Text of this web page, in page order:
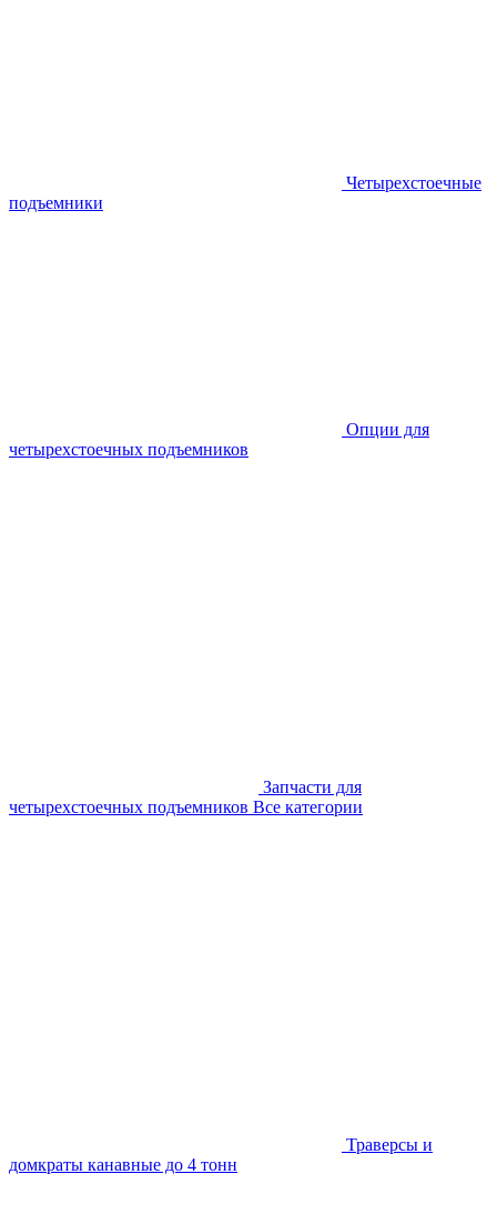
Четырехстоечные
подъемники
Опции для
четырехстоечных подъемников
Запчасти для
четырехстоечных подъемников Все категории
Траверсы и
домкраты канавные до 4 тонн